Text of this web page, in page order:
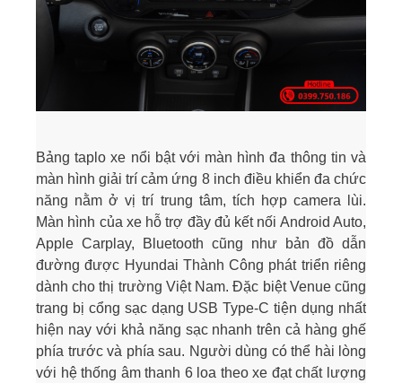
Bảng taplo xe nổi bật với màn hình đa thông tin và
màn hình giải trí cảm ứng 8 inch điều khiển đa chức
năng nằm ở vị trí trung tâm, tích hợp camera lùi.
Màn hình của xe hỗ trợ đầy đủ kết nối Android Auto,
Apple Carplay, Bluetooth cũng như bản đồ dẫn
đường được Hyundai Thành Công phát triển riêng
dành cho thị trường Việt Nam. Đặc biệt Venue cũng
trang bị cổng sạc dạng USB Type-C tiện dụng nhất
hiện nay với khả năng sạc nhanh trên cả hàng ghế
phía trước và phía sau. Người dùng có thể hài lòng
với hệ thống âm thanh 6 loa theo xe đạt chất lượng